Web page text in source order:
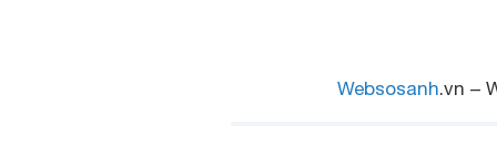
Websosanh.vn –